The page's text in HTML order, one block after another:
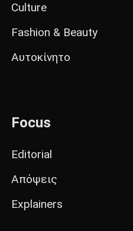
Culture
Fashion & Beauty
Αυτοκίνητο
Focus
Editorial
Απόψεις
Explainers